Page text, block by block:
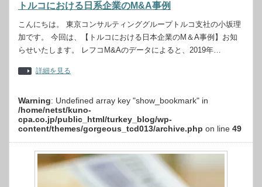
トルコにおける日系企業のM&A事例
こんにちは。 東京コンサルティンググループトルコ支社の小坂理
加です。 今回は、【トルコにおける日本企業のM＆A事例】お知
らせいたします。 レフコM&Aのデータによると、2019年…
詳細を見る
Warning: Undefined array key "show_bookmark" in
/home/netst/kuno-
cpa.co.jp/public_html/turkey_blog/wp-
content/themes/gorgeous_tcd013/archive.php on line 49